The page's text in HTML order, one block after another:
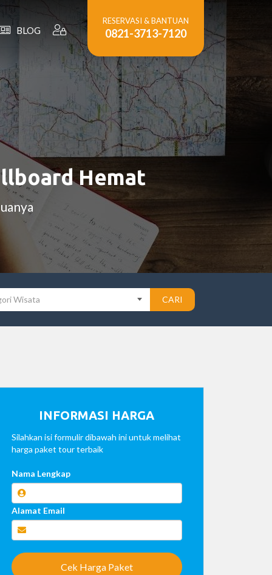
BLOG
RESERVASI & BANTUAN
0821-3713-7120
Hemat
Wisata CARI
INFORMASI HARGA
Silahkan isi formulir dibawah ini untuk melihat
harga paket tour terbaik
Nama Lengkap
Alamat Email
Cek Harga Paket